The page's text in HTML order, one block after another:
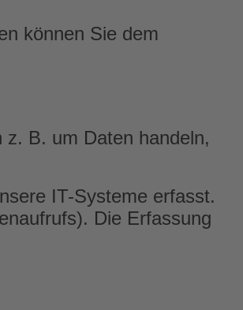
können Sie dem
B. um Daten handeln,
IT-Systeme erfasst.
Die Erfassung